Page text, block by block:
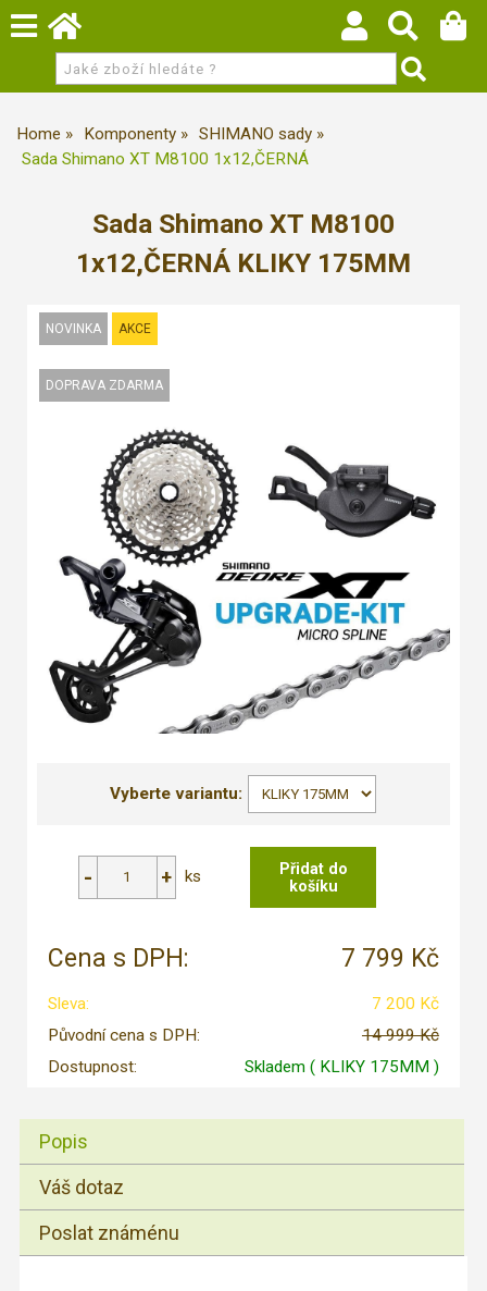
Home Komponenty
SHIMANO sady
Sada Shimano XT M8100 1x12,ČERNÁ
Sada Shimano XT M8100
1x12,ČERNÁ KLIKY 175MM
Vyberte variantu:
ks
Cena s DPH: 7 799 Kč
Sleva:
7 200 Kč
Původní cena s DPH:
14 999 Kč
Dostupnost:
Skladem ( KLIKY 175MM )
Popis
Váš dotaz
Poslat známénu